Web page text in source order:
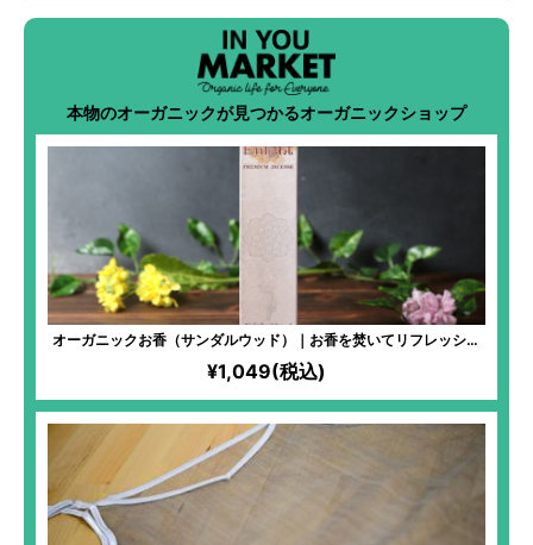
本物のオーガニックが見つかるオーガニックショップ
オーガニックお香（サンダルウッド）｜お香を焚いてリフレッシュ
時間。聖地から生まれた儀式にも使われる神聖なるお香。
¥1,049(税込)